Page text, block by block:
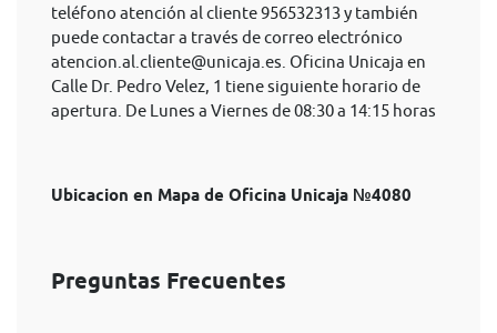
teléfono atención al cliente 956532313 y también
puede contactar a través de correo electrónico
atencion.al.cliente@unicaja.es . Oficina Unicaja en
Calle Dr. Pedro Velez, 1 tiene siguiente horario de
apertura. De Lunes a Viernes de 08:30 a 14:15 horas
Ubicacion en Mapa de Oficina Unicaja №4080
Preguntas Frecuentes